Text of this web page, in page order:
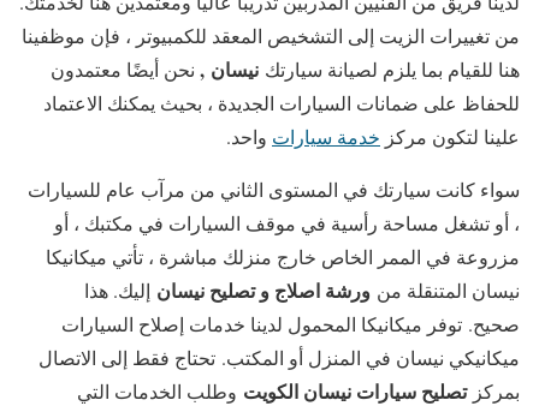
من تغييرات الزيت إلى التشخيص المعقد للكمبيوتر ، فإن موظفينا
هنا للقيام بما يلزم لصيانة سيارتك نيسان , نحن أيضًا معتمدون
للحفاظ على ضمانات السيارات الجديدة ، بحيث يمكنك الاعتماد
علينا لتكون مركز خدمة سيارات واحد.
سواء كانت سيارتك في المستوى الثاني من مرآب عام للسيارات
، أو تشغل مساحة رأسية في موقف السيارات في مكتبك ، أو
مزروعة في الممر الخاص خارج منزلك مباشرة ، تأتي ميكانيكا
نيسان المتنقلة من ورشة اصلاج و تصليح نيسان إليك. هذا
صحيح. توفر ميكانيكا المحمول لدينا خدمات إصلاح السيارات
ميكانيكي نيسان في المنزل أو المكتب. تحتاج فقط إلى الاتصال
بمركزتصليح سيارات نيسان الكويت وطلب الخدمات التي